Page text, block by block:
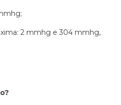
2 mmhg e 304 mmhg,